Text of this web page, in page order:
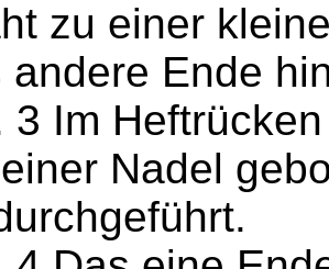
zu einer
andere Ende
3 Im
Nadel